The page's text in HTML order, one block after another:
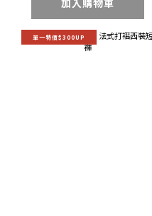
加入購物車
單一特價$300UP